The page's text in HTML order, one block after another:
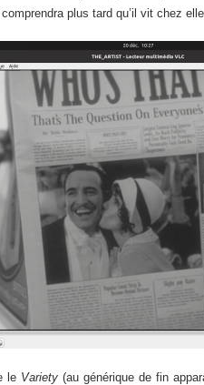
plus tard qu’il vit chez
le Variety (au générique de fin